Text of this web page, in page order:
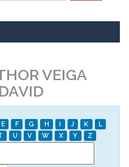
VEIGA
E F G H I J K
L
U V W X Y Z